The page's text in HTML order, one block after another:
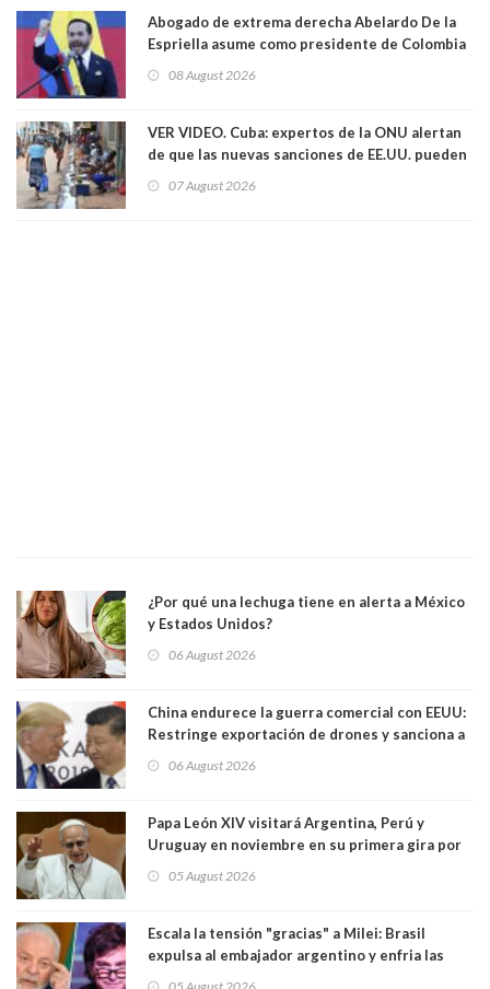
Abogado de extrema derecha Abelardo De la
Espriella asume como presidente de Colombia
08 August 2026
VER VIDEO. Cuba: expertos de la ONU alertan
de que las nuevas sanciones de EE.UU. pueden
07 August 2026
¿Por qué una lechuga tiene en alerta a México
y Estados Unidos?
06 August 2026
China endurece la guerra comercial con EEUU:
Restringe exportación de drones y sanciona a
06 August 2026
Papa León XIV visitará Argentina, Perú y
Uruguay en noviembre en su primera gira por
05 August 2026
Escala la tensión "gracias" a Milei: Brasil
expulsa al embajador argentino y enfria las